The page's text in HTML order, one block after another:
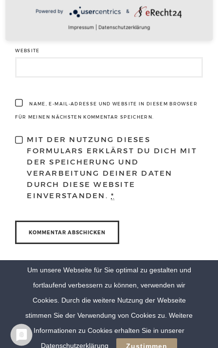
E-MAIL-ADRESSE
WEBSITE
NAME, E-MAIL-ADRESSE UND WEBSITE IN DIESEM BROWSER
FÜR MEINEN NÄCHSTEN KOMMENTAR SPEICHERN.
MIT DER NUTZUNG DIESES
FORMULARS ERKLÄRST DU DICH MIT
DER SPEICHERUNG UND
VERARBEITUNG DEINER DATEN
DURCH DIESE WEBSITE
EINVERSTANDEN.*
© Eva Berten Photography | Imprint Privacy Policy
Um unsere Webseite für Sie optimal zu gestalten und
fortlaufend verbessern zu können, verwenden wir
Cookies. Durch die weitere Nutzung der Webseite
stimmen Sie der Verwendung von Cookies zu. Weitere
Informationen zu Cookies erhalten Sie in unserer
Datenschutzerklärung
Zustimmen
Powered by &
Impressum Datenschutzerklärung